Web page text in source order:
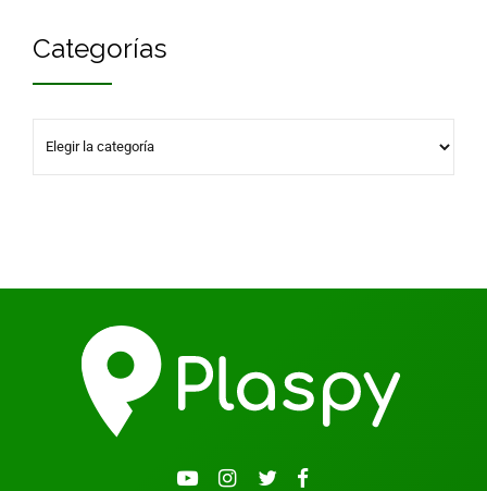
Categorías